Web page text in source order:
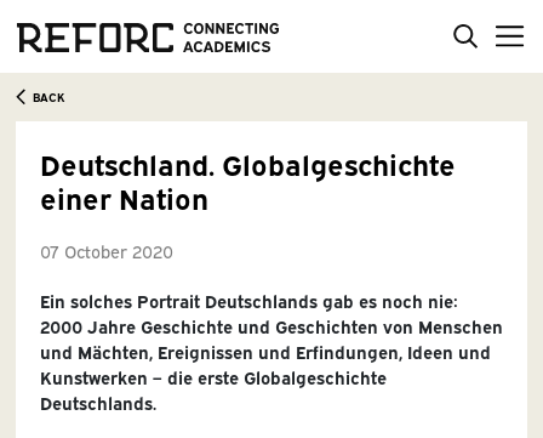
BACK
Deutschland. Globalgeschichte
einer Nation
07 October 2020
Ein solches Portrait Deutschlands gab es noch nie:
2000 Jahre Geschichte und Geschichten von Menschen
und Mächten, Ereignissen und Erfindungen, Ideen und
Kunstwerken – die erste Globalgeschichte
Deutschlands.